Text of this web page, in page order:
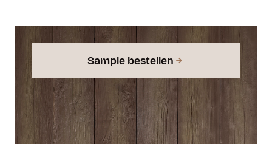
Sample bestellen